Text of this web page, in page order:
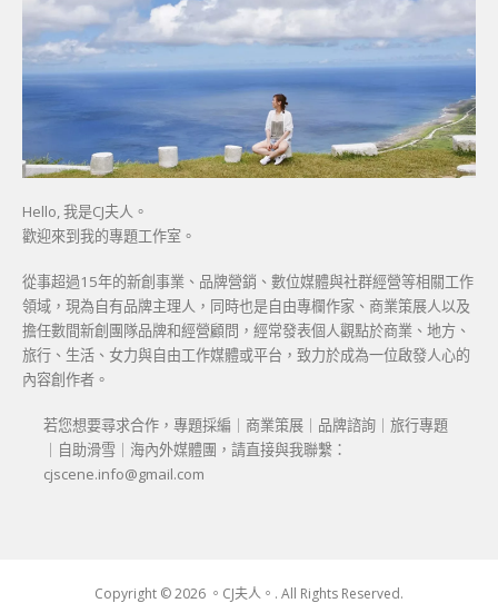
Hello, 我是CJ夫人。
歡迎來到我的專題工作室。
從事超過15年的新創事業、品牌營銷、數位媒體與社群經營等相關工作
領域，現為自有品牌主理人，同時也是自由專欄作家、商業策展人以及
擔任數間新創團隊品牌和經營顧問，經常發表個人觀點於商業、地方、
旅行、生活、女力與自由工作媒體或平台，致力於成為一位啟發人心的
內容創作者。
若您想要尋求合作，專題採編｜商業策展｜品牌諮詢｜旅行專題
｜自助滑雪｜海內外媒體團，請直接與我聯繫：
cjscene.info@gmail.com
Copyright © 2026 。CJ夫人。. All Rights Reserved.